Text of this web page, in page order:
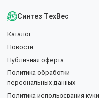
Синтез ТехВес
Каталог
Новости
Публичная оферта
Политика обработки
персональных данных
Политика использования куки